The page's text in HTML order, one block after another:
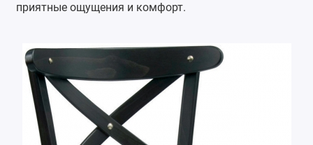
приятные ощущения и комфорт.